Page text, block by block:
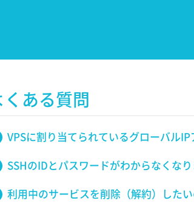
くある質問
VPSに割り当てられているグローバル
SSHのIDとパスワードがわからなくなり
利用中のサービスを削除（解約）したい